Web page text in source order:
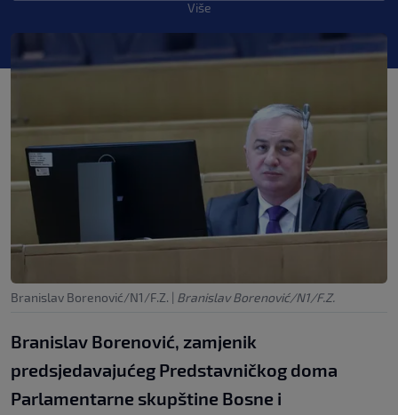
Više
Branislav Borenović/N1/F.Z. | Branislav Borenović/N1/F.Z.
Branislav Borenović, zamjenik
predsjedavajućeg Predstavničkog doma
Parlamentarne skupštine Bosne i